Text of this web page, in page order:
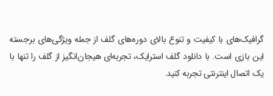
‏گرافیک‌های با کیفیت و تنوع بالای دوره‌های گلف از جمله ویژگی‌های برجسته
این بازی است. با دانلود گلف استرایک، تجربه‌ای هیجان‌انگیز از گلف را تنها با
یک اتصال اینترنتی تجربه کنید.